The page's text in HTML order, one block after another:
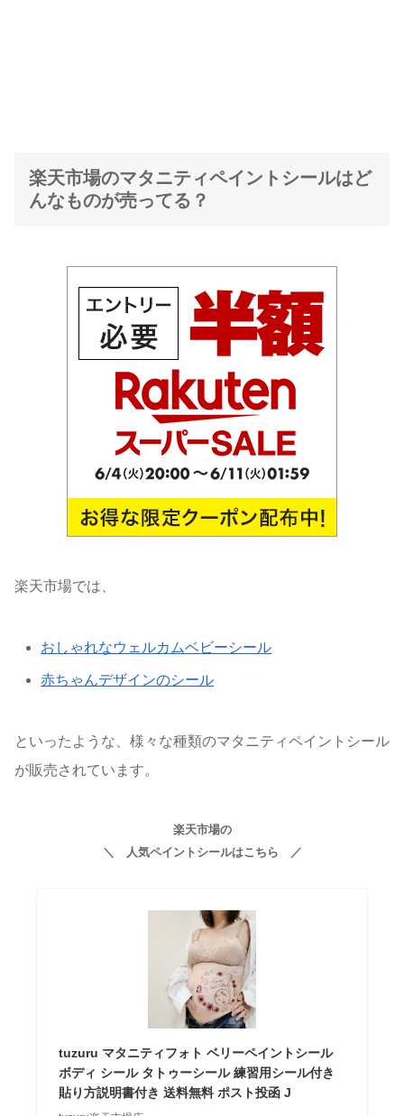
楽天市場のマタニティペイントシールはど
んなものが売ってる？
楽天市場では、
おしゃれなウェルカムベビーシール
赤ちゃんデザインのシール
といったような、様々な種類のマタニティペイントシール
が販売されています。
楽天市場の
＼ 人気ペイントシールはこちら ／
tuzuru マタニティフォト ベリーペイントシール
ボディ シール タトゥーシール 練習用シール付き
貼り方説明書付き 送料無料 ポスト投函 J